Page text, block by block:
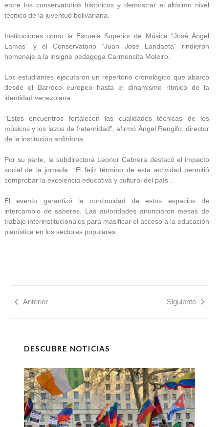
entre los conservatorios históricos y demostrar el altísimo nivel
técnico de la juventud bolivariana.
Instituciones como la Escuela Superior de Música “José Ángel
Lamas” y el Conservatorio “Juan José Landaeta” rindieron
homenaje a la insigne pedagoga Carmencita Moleiro.
Los estudiantes ejecutaron un repertorio cronológico que abarcó
desde el Barroco europeo hasta el dinamismo rítmico de la
identidad venezolana.
“Estos encuentros fortalecen las cualidades técnicas de los
músicos y los lazos de fraternidad”, afirmó Ángel Rengifo, director
de la institución anfitriona.
Por su parte, la subdirectora Leonor Cabrera destacó el impacto
social de la jornada: “El feliz término de esta actividad permitió
comprobar la excelencia educativa y cultural del país”.
El evento garantizó la continuidad de estos espacios de
intercambio de saberes. Las autoridades anunciaron mesas de
trabajo interinstitucionales para masificar el acceso a la educación
pianística en los sectores populares.
Anterior Siguiente
DESCUBRE NOTICIAS